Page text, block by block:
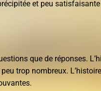
et peu
que de réponses.
trop nombreux.